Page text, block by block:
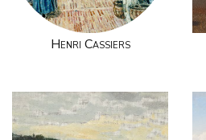
Henri Cassiers